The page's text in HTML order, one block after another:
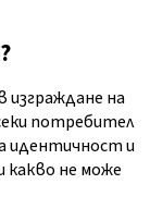
изграждане на
потребител
идентичност и
какво не може